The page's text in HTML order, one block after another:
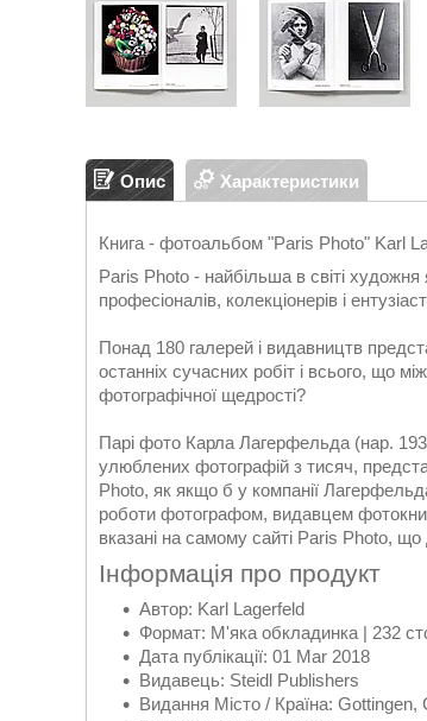
Опис Характеристики
Книга - фотоальбом "Paris Photo" Karl
Paris Photo - найбільша в світі
професіоналів, колекціонерів і
Понад 180 галерей і видавництв
останніх сучасних робіт і всього, що
фотографічної щедрості?
Парі фото Карла Лагерфельда (нар.
улюблених фотографій з тисяч,
Photo, як якщо б у компанії
роботи фотографом, видавцем
вказані на самому сайті Paris Photo,
Інформація про продукт
Автор: Karl Lagerfeld
Формат: М'яка обкладинка | 232
Дата публікації: 01 Mar 2018
Видавець: Steidl Publishers
Видання Місто / Країна: Gottingen,